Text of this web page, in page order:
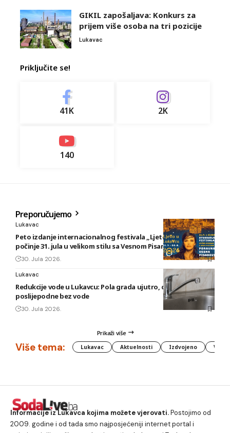
GIKIL zapošaljava: Konkurs za
prijem više osoba na tri pozicije
Lukavac
Priključite se!
41K 2K
140
Preporučujemo
Lukavac
Peto izdanje internacionalnog festivala „Ljeto u Lukavcu“
počinje 31. jula u velikom stilu sa Vesnom Pisarović
30. Jula 2026.
Lukavac
Redukcije vode u Lukavcu: Pola grada ujutro, druga polovina
poslijepodne bez vode
30. Jula 2026.
Prikaži više
Više tema: Lukavac Aktuelnosti Izdvojeno
Informacije iz Lukavca kojima možete vjerovati.Postojimo od
2009. godine i od tada smo najposjećeniji internet portal i